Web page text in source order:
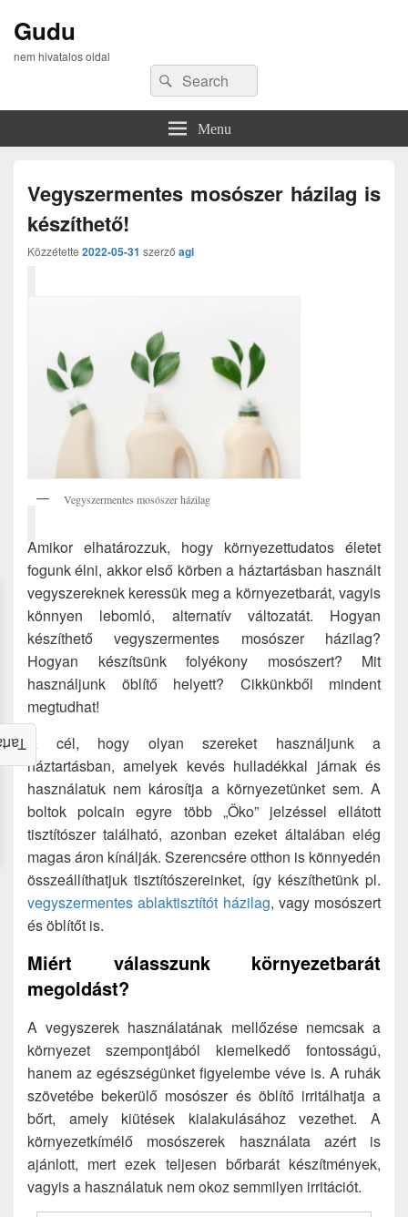
Gudu
nem hivatalos oldal
Search
for:
Search
Menu
Vegyszermentes mosószer házilag is
készíthető!
Közzétette 2022-05-31 szerző agi
Vegyszermentes mosószer házilag
Amikor elhatározzuk, hogy környezettudatos életet
fogunk élni, akkor első körben a háztartásban használt
vegyszereknek keressük meg a környezetbarát, vagyis
könnyen lebomló, alternatív változatát. Hogyan
készíthető vegyszermentes mosószer házilag?
Hogyan készítsünk folyékony mosószert? Mit
használjunk öblítő helyett? Cikkünkből mindent
megtudhat!
A cél, hogy olyan szereket használjunk a
háztartásban, amelyek kevés hulladékkal járnak és
használatuk nem károsítja a környezetünket sem. A
boltok polcain egyre több „Öko” jelzéssel ellátott
tisztítószer található, azonban ezeket általában elég
magas áron kínálják. Szerencsére otthon is könnyedén
összeállíthatjuk tisztítószereinket, így készíthetünk pl.
vegyszermentes ablaktisztítót házilag, vagy mosószert
és öblítőt is.
Miért válasszunk környezetbarát
megoldást?
A vegyszerek használatának mellőzése nemcsak a
környezet szempontjából kiemelkedő fontosságú,
hanem az egészségünket figyelembe véve is. A ruhák
szövetébe bekerülő mosószer és öblítő irritálhatja a
bőrt, amely kiütések kialakulásához vezethet. A
környezetkímélő mosószerek használata azért is
ajánlott, mert ezek teljesen bőrbarát készítmények,
vagyis a használatuk nem okoz semmilyen irritációt.